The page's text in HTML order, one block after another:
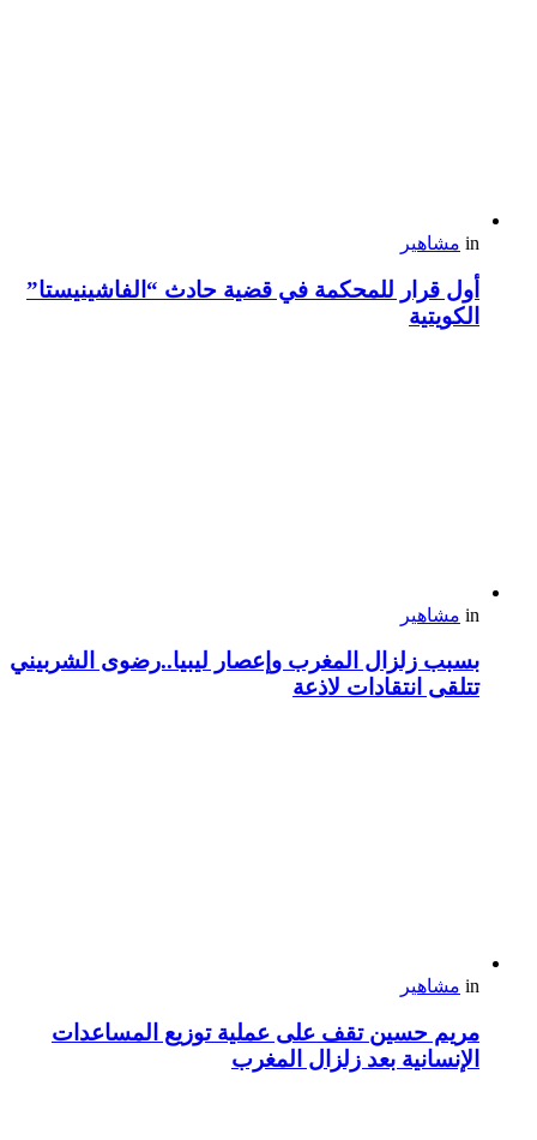
in مشاهير
أول قرار للمحكمة في قضية حادث “الفاشينيستا”
الكويتية
in مشاهير
بسبب زلزال المغرب وإعصار ليبيا..رضوى الشربيني
تتلقى انتقادات لاذعة
in مشاهير
مريم حسين تقف على عملية توزيع المساعدات
الإنسانية بعد زلزال المغرب